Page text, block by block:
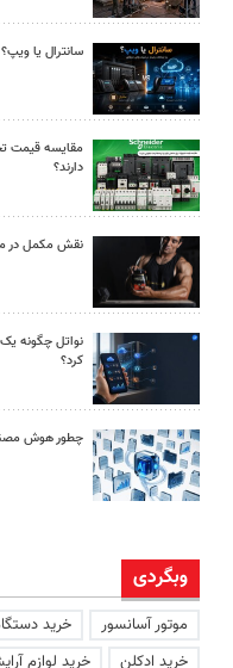
سانترال یا
مقایسه قیمت
دارند؟
نقش مکمل در
نواتل چگونه
کرد؟
چطور هوش
وبگردی
موتور آسانسور خرید
خرید ادکلن
خرید لوازم